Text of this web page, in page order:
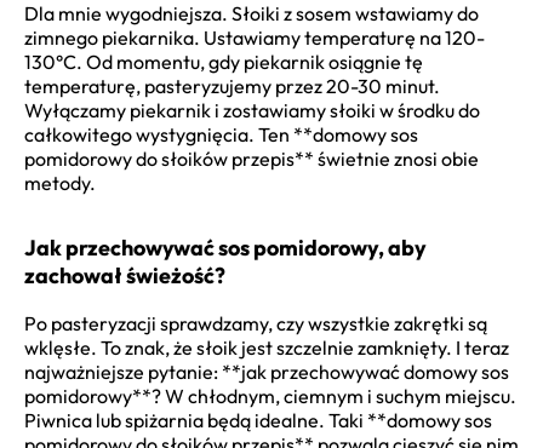
Dla mnie wygodniejsza. Słoiki z sosem wstawiamy do
zimnego piekarnika. Ustawiamy temperaturę na 120-
130°C. Od momentu, gdy piekarnik osiągnie tę
temperaturę, pasteryzujemy przez 20-30 minut.
Wyłączamy piekarnik i zostawiamy słoiki w środku do
całkowitego wystygnięcia. Ten **domowy sos
pomidorowy do słoików przepis** świetnie znosi obie
metody.
Jak przechowywać sos pomidorowy, aby
zachował świeżość?
Po pasteryzacji sprawdzamy, czy wszystkie zakrętki są
wklęsłe. To znak, że słoik jest szczelnie zamknięty. I teraz
najważniejsze pytanie: **jak przechowywać domowy sos
pomidorowy**? W chłodnym, ciemnym i suchym miejscu.
Piwnica lub spiżarnia będą idealne. Taki **domowy sos